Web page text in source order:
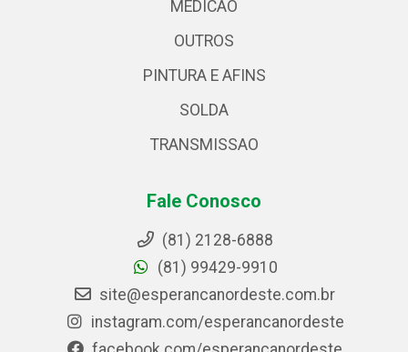
MEDICAO
OUTROS
PINTURA E AFINS
SOLDA
TRANSMISSAO
Fale Conosco
(81) 2128-6888
(81) 99429-9910
site@esperancanordeste.com.br
instagram.com/esperancanordeste